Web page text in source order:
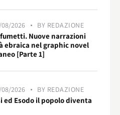
2026 BY REDAZIONE
Nuove narrazioni
ebraica nel graphic novel
[Parte 1]
2026 BY REDAZIONE
ed Esodo il popolo diventa